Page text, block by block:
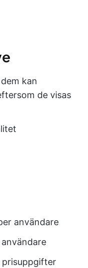
kan
de visas
användare
användare
prisuppgifter